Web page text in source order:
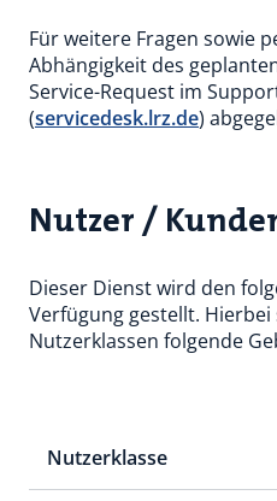
Für weitere Fragen sowie
Abhängigkeit des
Service-Request im
(servicedesk.lrz.de)
Nutzer /
Dieser Dienst wird den
Verfügung gestellt.
Nutzerklassen folgende
Nutzerklasse